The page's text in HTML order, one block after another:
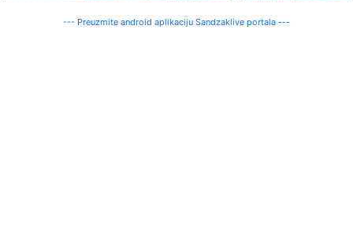
--- Preuzmite android aplikaciju Sandzaklive portala ---